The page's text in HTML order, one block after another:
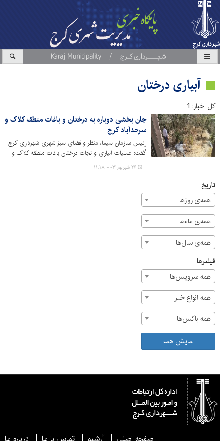
آبیاری درختان
کل اخبار: 1
جان بخشی دوباره به درختان و باغات منطقه کلاک و
سرحدآباد کرج
رئیس سازمان سیما، منظر و فضای سبز شهری شهرداری کرج
گفت: عملیات آبیاری و نجات درختان باغات منطقه کلاک و
سرحدآباد که در آستانه خشکیدگی قرار دارند در دستور کار قرار
گرفته است.
۲۶ شهریور ۰۳ - ۱۱:۱۸
تاریخ
همه‌ی روزها
همه‌ی ماه‌ها
همه‌ی سال‌ها
فیلترها
همه سرویس‌ها
همه انواع خبر
همه باکس‌ها
نمایش همه